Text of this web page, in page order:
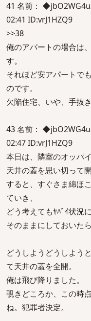
41 名前：
02:41 ID:vrJ1HZQ9
>>38
俺のアパートの場合は
す。
それほど安アパートで
のです。
欠陥住宅、いや、手抜
43 名前：
02:47 ID:vrJ1HZQ9
本日は、隣室のオッパ
天井の蓋を思い切って
すると、すぐさま綿ほ
ていき、
どう考えてもﾔﾊﾞｲ状況
そのままにしておいた
どうしようどうしよう
て天井の蓋を全開。
俺は飛び降りました。
覗きどころか、この時
ね。犯罪者決定。